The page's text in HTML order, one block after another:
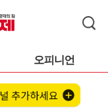
오피니언